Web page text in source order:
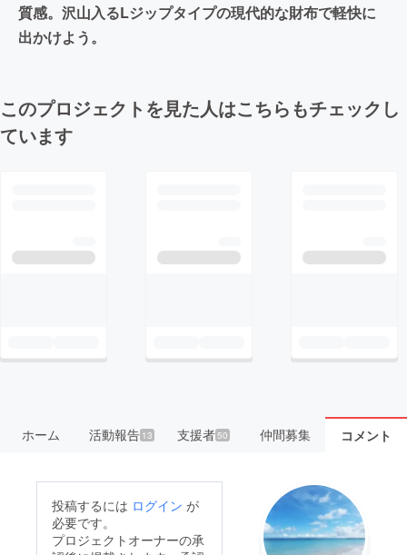
質感。沢山入るLジップタイプの現代的な財布で軽快に
出かけよう。
このプロジェクトを見た人はこちらもチェックし
ています
ホーム 活動報告13 支援者50 仲間募集 コメント
投稿するには ログイン が
必要です。
プロジェクトオーナーの承